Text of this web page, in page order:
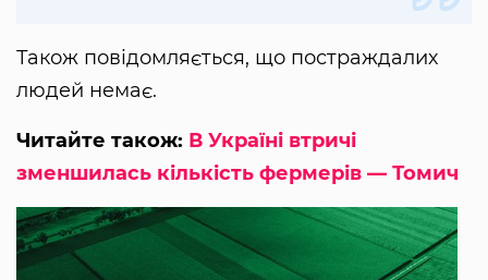
Також повідомляється, що постраждалих
людей немає.
Читайте також: В Україні втричі
зменшилась кількість фермерів — Томич